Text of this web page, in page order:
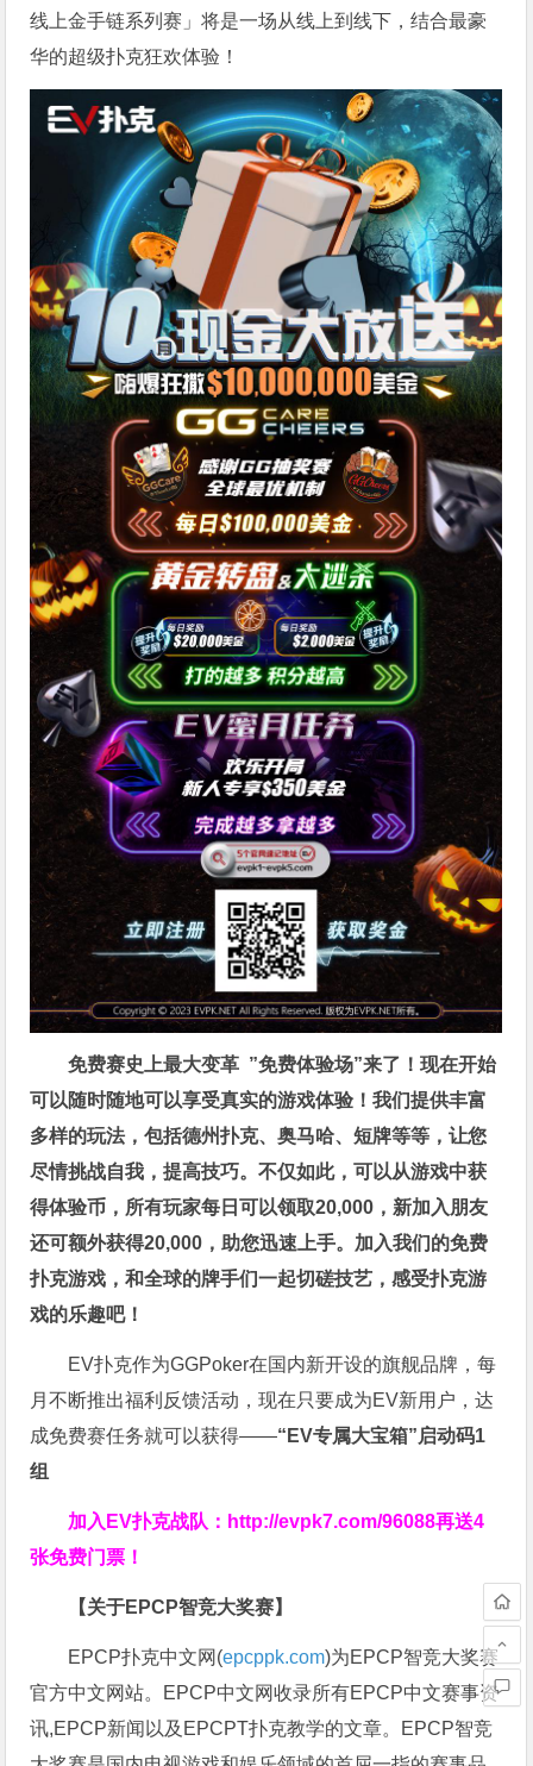
线上金手链系列赛」将是一场从线上到线下，结合最豪
华的超级扑克狂欢体验！
免费赛史上最大变革 ”免费体验场”来了！现在开始
可以随时随地可以享受真实的游戏体验！我们提供丰富
多样的玩法，包括德州扑克、奥马哈、短牌等等，让您
尽情挑战自我，提高技巧。不仅如此，可以从游戏中获
得体验币，所有玩家每日可以领取20,000，新加入朋友
还可额外获得20,000，助您迅速上手。 加入我们的免费
扑克游戏，和全球的牌手们一起切磋技艺，感受扑克游
戏的乐趣吧！
EV扑克作为GGPoker在国内新开设的旗舰品牌，每
月不断推出福利反馈活动，现在只要成为EV新用户，达
成免费赛任务就可以获得——“EV专属大宝箱”启动码1
组
加入EV扑克战队： http://evpk7.com/96088再送4
张免费门票！
【关于EPCP智竞大奖赛】
EPCP扑克中文网(epcppk.com)为EPCP智竞大奖赛
官方中文网站。EPCP中文网收录所有EPCP中文赛事资
讯,EPCP新闻以及EPCPT扑克教学的文章。EPCP智竞